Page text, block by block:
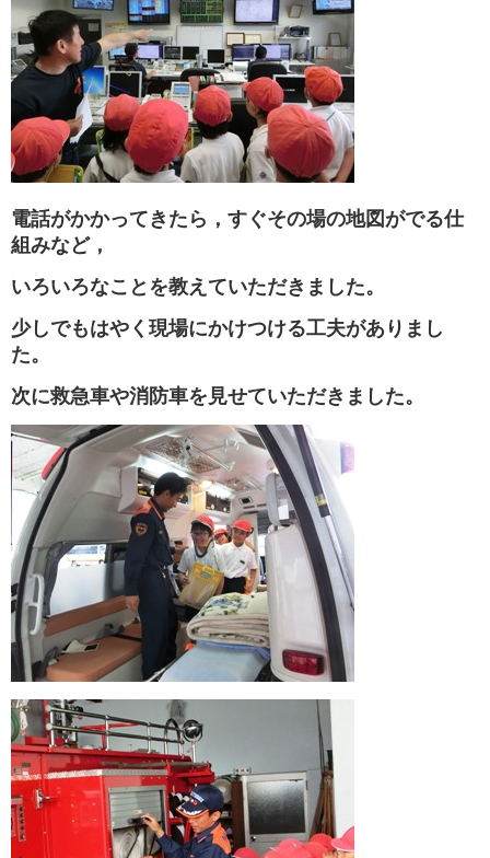
電話がかかってきたら，すぐその場の地図がでる仕
組みなど，
いろいろなことを教えていただきました。
少しでもはやく現場にかけつける工夫がありまし
た。
次に救急車や消防車を見せていただきました。